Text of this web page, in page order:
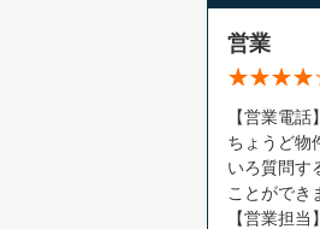
営業
【営業電話】
ちょうど物
いろ質問す
ことができ
【営業担当】